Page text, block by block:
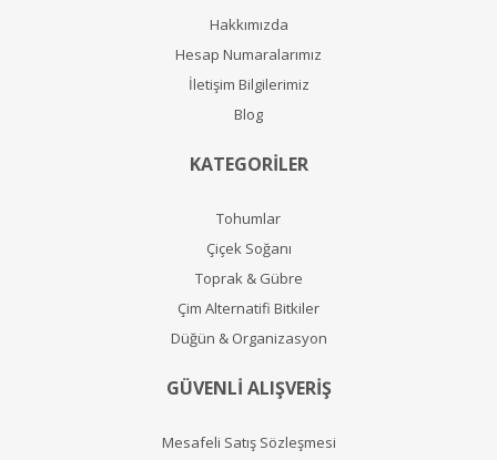
Hakkımızda
Hesap Numaralarımız
İletişim Bilgilerimiz
Blog
KATEGORİLER
Tohumlar
Çiçek Soğanı
Toprak & Gübre
Çim Alternatifi Bitkiler
Düğün & Organizasyon
GÜVENLİ ALIŞVERİŞ
Mesafeli Satış Sözleşmesi